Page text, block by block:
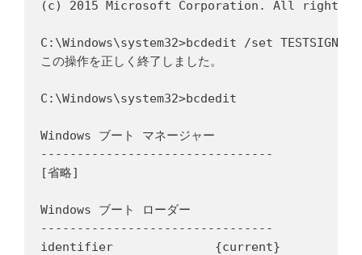
(c) 2015 Microsoft Corporation. All rights
C:\Windows\system32>bcdedit /set TESTSIGNING
この操作を正しく終了しました。
C:\Windows\system32>bcdedit
Windows ブート マネージャー
--------------------------------
[省略]
Windows ブート ローダー
--------------------------------
identifier              {current}